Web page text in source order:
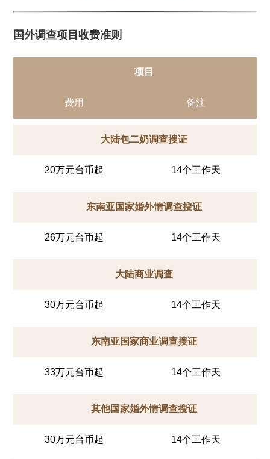
国外调查项目收费准则
项目
费用 备注
大陆包二奶调查搜证
20万元台币起 14个工作天
东南亚国家婚外情调查搜证
26万元台币起 14个工作天
大陆商业调查
30万元台币起 14个工作天
东南亚国家商业调查搜证
33万元台币起 14个工作天
其他国家婚外情调查搜证
30万元台币起 14个工作天